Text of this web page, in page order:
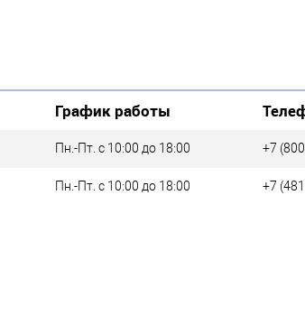
Другие товары
График работы
Пн.-Пт. с 10:00 до 18:00 +7
Пн.-Пт. с 10:00 до 18:00 +7